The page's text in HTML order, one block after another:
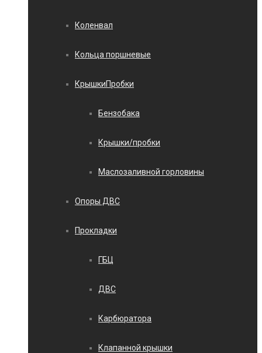
Коленвал
Кольца поршневые
КрышкиПробки
Бензобака
Крышки/пробки
Маслозаливной горловины
Опоры ДВС
Прокладки
ГБЦ
ДВС
Карбюратора
Клапанной крышки